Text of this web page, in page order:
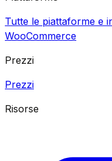
Tutte le piattaforme e
WooCommerce
Prezzi
Prezzi
Risorse